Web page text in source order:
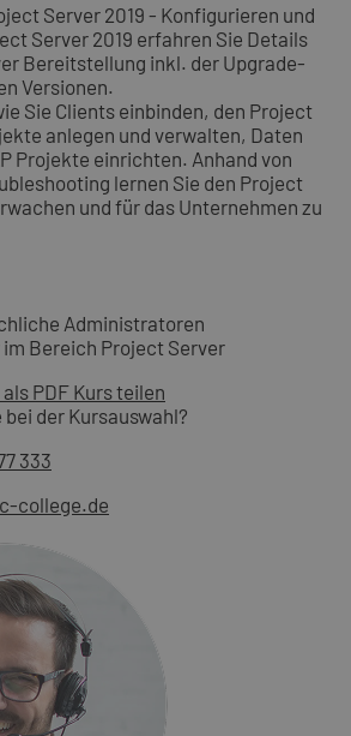
Server 2019 - Konfigurieren und
Server 2019 erfahren Sie Details
Bereitstellung inkl. der Upgrade-
Versionen.
Sie Clients einbinden, den Project
anlegen und verwalten, Daten
Projekte einrichten. Anhand von
lernen Sie den Project
und für das Unternehmen zu
Administratoren
Bereich Project Server
PDF Kurs teilen
der Kursauswahl?
333
college.de